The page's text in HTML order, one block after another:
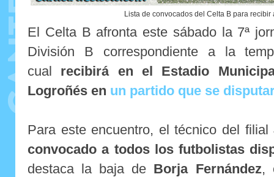
Lista de convocados del Celta B para recibir
El Celta B afronta este sábado la 7ª
División B correspondiente a la
cual recibirá en el Estadio
Logroñés en un partido que se
Para este encuentro, el técnico del filial
convocado a todos los futbolistas
destaca la baja de Borja Fernández,